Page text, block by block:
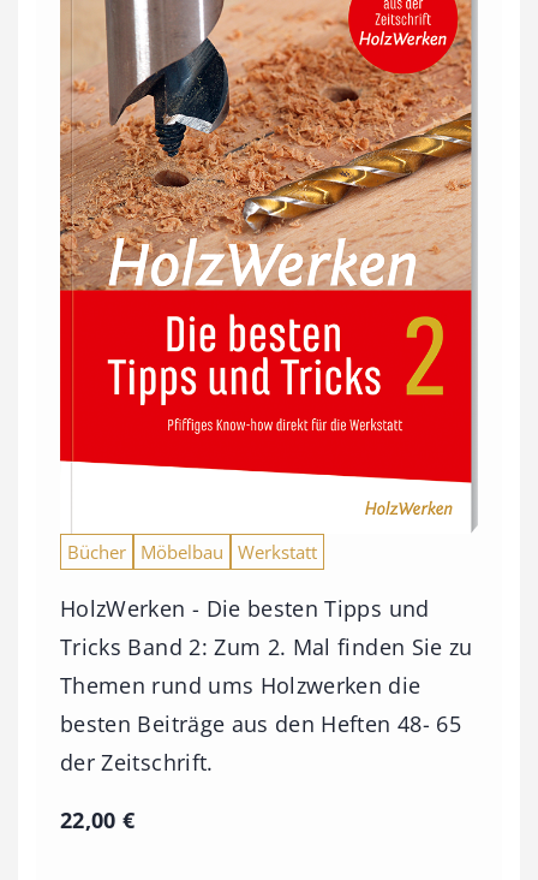
Bücher Möbelbau Werkstatt
HolzWerken - Die besten Tipps und
Tricks Band 2: Zum 2. Mal finden Sie zu
Themen rund ums Holzwerken die
besten Beiträge aus den Heften 48- 65
der Zeitschrift.
22,00€